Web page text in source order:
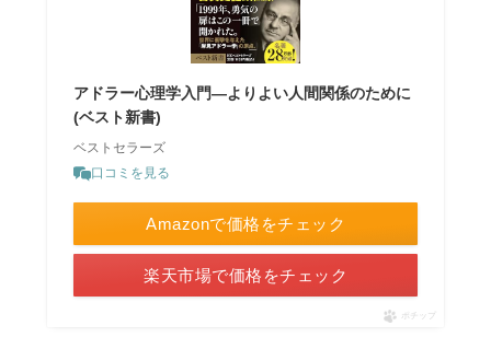
アドラー心理学入門―よりよい人間関係のために
(ベスト新書)
ベストセラーズ
口コミを見る
Amazonで価格をチェック
楽天市場で価格をチェック
ポチップ